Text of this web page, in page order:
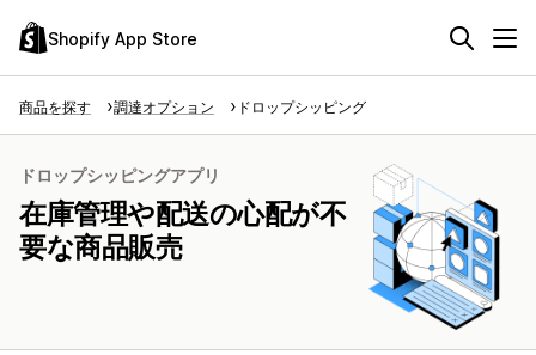
Shopify App Store
商品を探す 調達オプション ドロップシッピング
ドロップシッピングアプリ
在庫管理や配送の心配が不
要な商品販売